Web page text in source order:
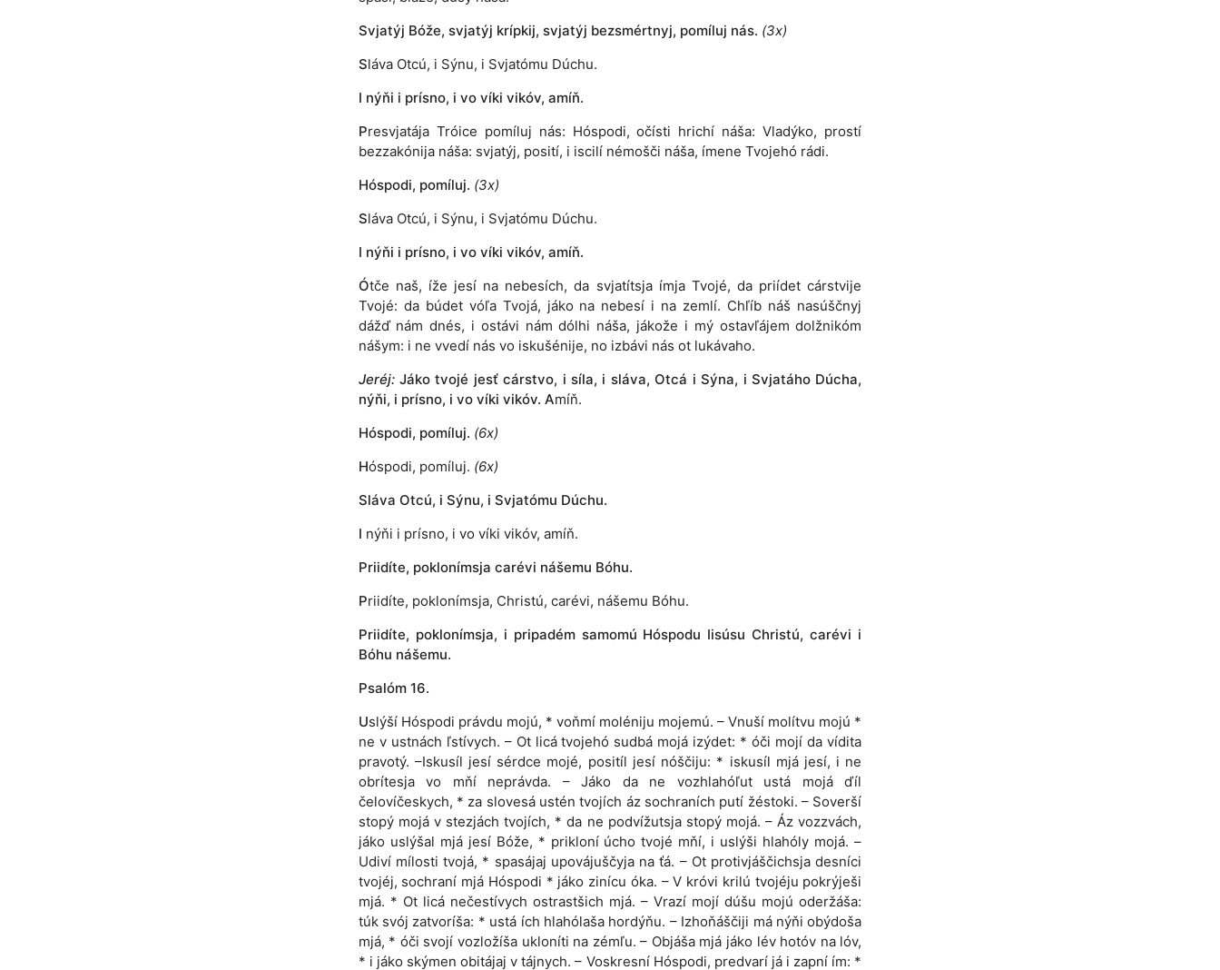
Svjatýj Bóže, svjatýj krípkij, svjatýj bezsmértnyj, pomíluj nás. (3x)
Sláva Otcú, i Sýnu, i Svjatómu Dúchu.
I nýňi i prísno, i vo víki vikóv, amíň.
Presvjatája Tróice pomíluj nás: Hóspodi, očísti hrichí náša: Vladýko, prostí
bezzakónija náša: svjatýj, posití, i iscilí némošči náša, ímene Tvojehó rádi.
Hóspodi, pomíluj. (3x)
Sláva Otcú, i Sýnu, i Svjatómu Dúchu.
I nýňi i prísno, i vo víki vikóv, amíň.
Ótče naš, íže jesí na nebesích, da svjatítsja ímja Tvojé, da priídet cárstvije
Tvojé: da búdet vóľa Tvojá, jáko na nebesí i na zemlí. Chľíb náš nasúščnyj
dážď nám dnés, i ostávi nám dólhi náša, jákože i mý ostavľájem dolžnikóm
nášym: i ne vvedí nás vo iskušénije, no izbávi nás ot lukávaho.
Jeréj:Jáko tvojé jesť cárstvo, i síla, i sláva, Otcá i Sýna, i Svjatáho Dúcha,
nýňi, i prísno, i vo víki vikóv. Amíň.
Hóspodi, pomíluj. (6x)
Hóspodi, pomíluj. (6x)
Sláva Otcú, i Sýnu, i Svjatómu Dúchu.
I nýňi i prísno, i vo víki vikóv, amíň.
Priidíte, poklonímsja carévi nášemu Bóhu.
Priidíte, poklonímsja, Christú, carévi, nášemu Bóhu.
Priidíte, poklonímsja, i pripadém samomú Hóspodu Iisúsu Christú, carévi i
Bóhu nášemu.
Psalóm 16.
Uslýší Hóspodi právdu mojú, * voňmí moléniju mojemú. – Vnuší molítvu mojú *
ne v ustnách ľstívych. – Ot licá tvojehó sudbá mojá izýdet: * óči mojí da vídita
pravotý. –Iskusíl jesí sérdce mojé, positíl jesí nóščiju: * iskusíl mjá jesí, i ne
obrítesja vo mňí neprávda. – Jáko da ne vozhlahóľut ustá mojá ďíl
čelovíčeskych, * za slovesá ustén tvojích áz sochraních putí žéstoki. – Soverší
stopý mojá v stezjách tvojích, * da ne podvížutsja stopý mojá. – Áz vozzvách,
jáko uslýšal mjá jesí Bóže, * prikloní úcho tvojé mňí, i uslýši hlahóly mojá. –
Udiví mílosti tvojá, * spasájaj upovájuščyja na ťá. – Ot protivjáščichsja desníci
tvojéj, sochraní mjá Hóspodi * jáko zinícu óka. – V króvi krilú tvojéju pokrýješi
mjá. * Ot licá nečestívych ostrastšich mjá. – Vrazí mojí dúšu mojú oderžáša:
túk svój zatvoríša: * ustá ích hlahólaša hordýňu. – Izhoňáščiji má nýňi obýdoša
mjá, * óči svojí vozložíša ukloníti na zémľu. – Objáša mjá jáko lév hotóv na lóv,
* i jáko skýmen obitájaj v tájnych. – Voskresní Hóspodi, predvarí já i zapní ím: *